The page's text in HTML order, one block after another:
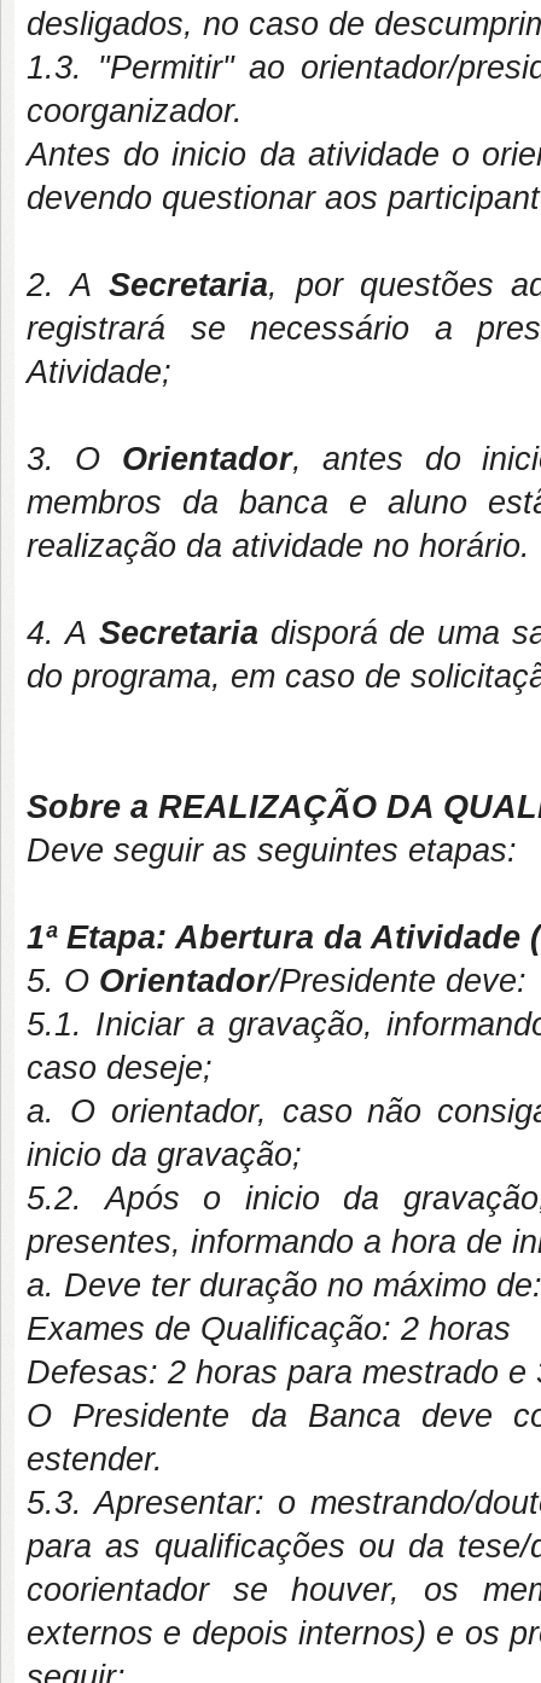
desligados, no caso de
1.3. "Permitir" ao orientador/
coorganizador.
Antes do inicio da atividade o
devendo questionar aos
2. ASecretaria, por questões
registrará se necessário a
Atividade;
3. O Orientador, antes do
membros da banca e aluno
realização da atividade no horário.
4. A Secretariadisporá de uma
do programa, em caso de
Sobre a REALIZAÇÃO DA
Deve seguir as seguintes etapas:
1ª Etapa: Abertura da Atividade
5. O Orientador/Presidente deve:
5.1. Iniciar a gravação,
caso deseje;
a. O orientador, caso não
inicio da gravação;
5.2. Após o inicio da
presentes, informando a hora de
a. Deve ter duração no máximo de:
Exames de Qualificação: 2 horas
Defesas: 2 horas para mestrado
O Presidente da Banca deve
estender.
5.3. Apresentar: o mestrando/
para as qualificações ou da
coorientador se houver, os
externos e depois internos) e os